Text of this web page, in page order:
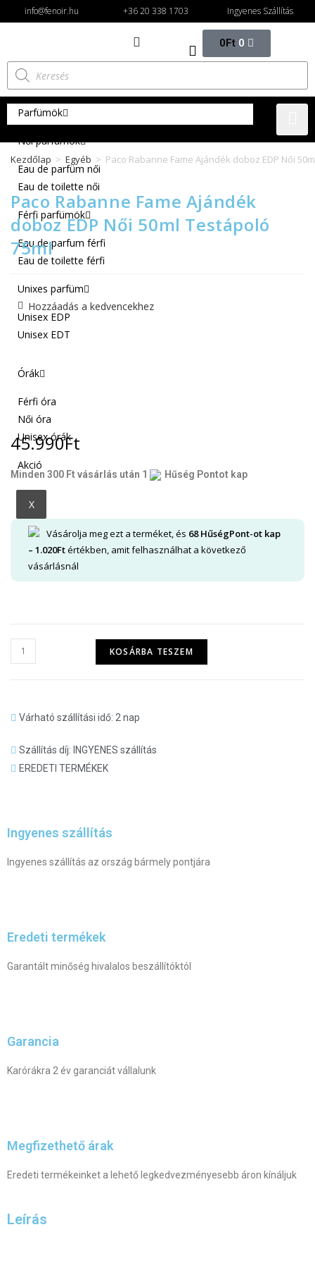
info@fenoir.hu +36 20 338 1703 Ingyenes Szállítás
0Ft 0
Parfümök
Női parfümök
Eau de parfüm női
Eau de toilette női
Férfi parfümök
Eau de parfum férfi
Eau de toilette férfi
Unixes parfüm
Unisex EDP
Unisex EDT
Órák
Férfi óra
Női óra
Unisex órák
Akció
X
Kezdőlap > Egyéb > Paco Rabanne Fame Ajándék doboz EDP Női
Paco Rabanne Fame Ajándék
doboz EDP Női 50ml Testápoló
75ml
Hozzáadás a kedvencekhez
45.990Ft
Minden 300 Ft vásárlás után 1 Hűség Pontot kap
Vásárolja meg ezt a terméket, és 68HűségPont-ot kap
– 1.020Ftértékben, amit felhasználhat a következő
vásárlásnál
KOSÁRBA TESZEM
Várható szállítási idő: 2 nap
Szállítás díj: INGYENES szállítás
EREDETI TERMÉKEK
Ingyenes szállítás
Ingyenes szállítás az ország bármely pontjára
Eredeti termékek
Garantált minőség hivalalos beszállítóktól
Garancia
Karórákra 2 év garanciát vállalunk
Megfizethető árak
Eredeti termékeinket a lehető legkedvezményesebb áron kínáljuk
Leírás